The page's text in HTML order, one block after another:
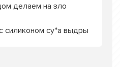
делаем на зло
силиконом су*а выдры